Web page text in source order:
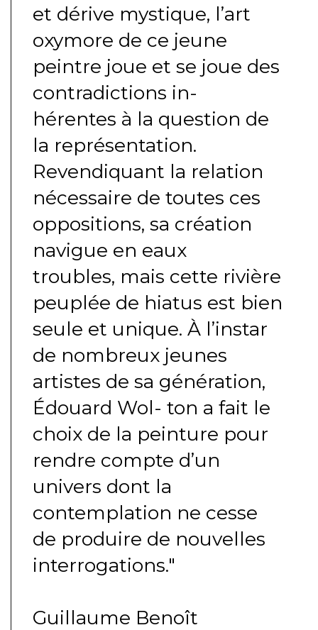
et dérive mystique, l’art
oxymore de ce jeune
peintre joue et se joue des
contradictions in-
hérentes à la question de
la représentation.
Revendiquant la relation
nécessaire de toutes ces
oppositions, sa création
navigue en eaux
troubles, mais cette rivière
peuplée de hiatus est bien
seule et unique. À l’instar
de nombreux jeunes
artistes de sa génération,
Édouard Wol- ton a fait le
choix de la peinture pour
rendre compte d’un
univers dont la
contemplation ne cesse
de produire de nouvelles
interrogations."
Guillaume Benoît